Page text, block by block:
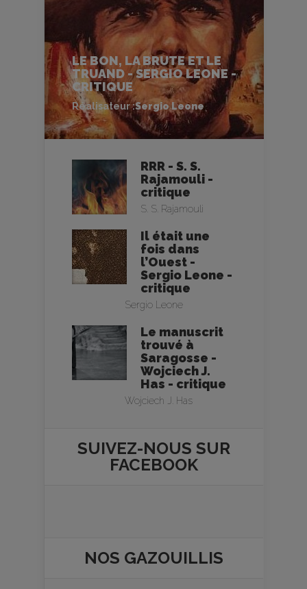
LE BON, LA BRUTE ET LE
TRUAND - SERGIO LEONE -
CRITIQUE
Réalisateur :Sergio Leone
RRR - S. S.
Rajamouli -
critique
S. S. Rajamouli
Il était une
fois dans
l’Ouest -
Sergio Leone -
critique
Sergio Leone
Le manuscrit
trouvé à
Saragosse -
Wojciech J.
Has - critique
Wojciech J. Has
SUIVEZ-NOUS SUR
FACEBOOK
NOS GAZOUILLIS